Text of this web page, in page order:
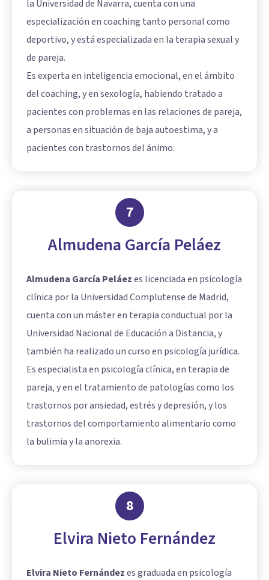
la Universidad de Navarra, cuenta con una
especialización en coaching tanto personal como
deportivo, y está especializada en la terapia sexual y
de pareja.
Es experta en inteligencia emocional, en el ámbito
del coaching, y en sexología, habiendo tratado a
pacientes con problemas en las relaciones de pareja,
a personas en situación de baja autoestima, y a
pacientes con trastornos del ánimo.
7
Almudena García Peláez
Almudena García Peláezes licenciada en psicología
clínica por la Universidad Complutense de Madrid,
cuenta con un máster en terapia conductual por la
Universidad Nacional de Educación a Distancia, y
también ha realizado un curso en psicología jurídica.
Es especialista en psicología clínica, en terapia de
pareja, y en el tratamiento de patologías como los
trastornos por ansiedad, estrés y depresión, y los
trastornos del comportamiento alimentario como
la bulimia y la anorexia.
8
Elvira Nieto Fernández
Elvira Nieto Fernándezes graduada en psicología